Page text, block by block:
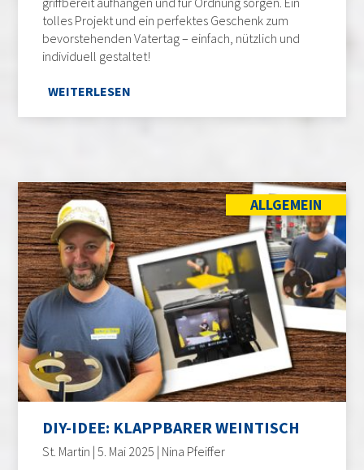
tolles Projekt und ein perfektes Geschenk zum
bevorstehenden Vatertag – einfach, nützlich und
individuell gestaltet!
WEITERLESEN
ALLGEMEIN
DIY-IDEE: KLAPPBARER WEINTISCH
St. Martin | 5. Mai 2025 | Nina Pfeiffer